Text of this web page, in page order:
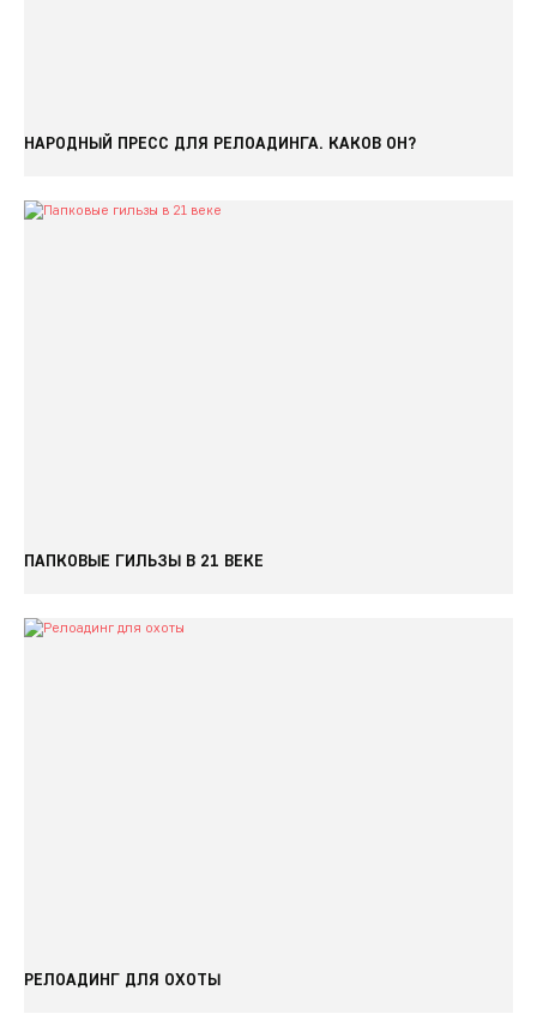
НАРОДНЫЙ ПРЕСС ДЛЯ РЕЛОАДИНГА. КАКОВ ОН?
ПАПКОВЫЕ ГИЛЬЗЫ В 21 ВЕКЕ
РЕЛОАДИНГ ДЛЯ ОХОТЫ